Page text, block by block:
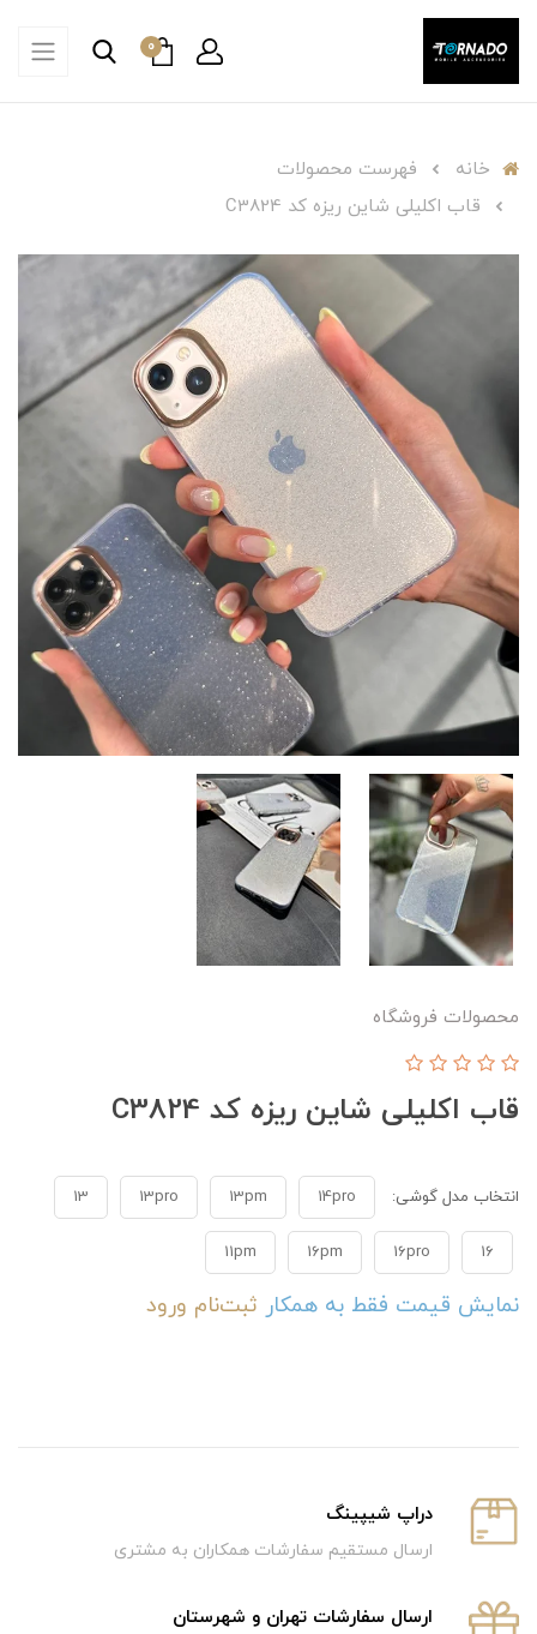
0
خانه
فهرست محصولات
قاب اکلیلی شاین ریزه کد C3824
محصولات فروشگاه
قاب اکلیلی شاین ریزه کد C3824
انتخاب مدل گوشی: 14pro
13pm
13pro
13
16
16pro
16pm
11pm
نمایش قیمت فقط به همکار ثبت‌نام ورود
دراپ شیپینگ
ارسال مستقیم سفارشات همکاران به مشتری
ارسال سفارشات تهران و شهرستان